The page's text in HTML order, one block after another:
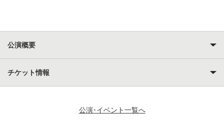
公演概要
チケット情報
公演･イベント一覧へ